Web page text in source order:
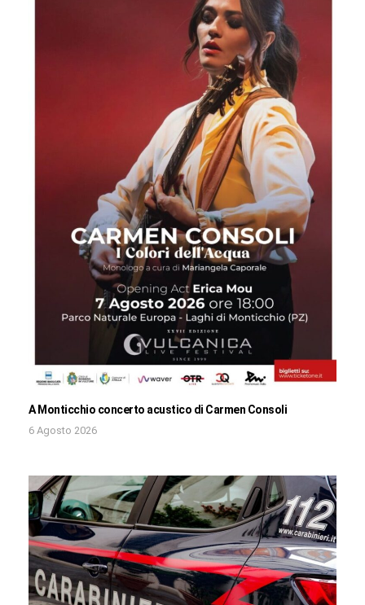
A Monticchio concerto acustico di Carmen Consoli
6 Agosto 2026